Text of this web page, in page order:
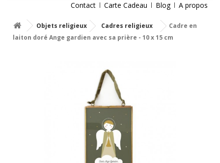
Contact Carte Cadeau Blog A propos
Objets religieux Cadres religieux
Cadre en
laiton doré Ange gardien avec sa prière - 10 x 15 cm